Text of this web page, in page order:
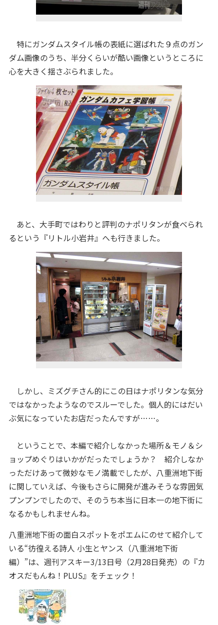
特にガンダムスタイル帳の表紙に選ばれた９点のガン
ダム画像のうち、半分くらいが酷い画像というところに
心を大きく揺さぶられました。
あと、大手町ではわりと評判のナポリタンが食べられ
るという『リトル小岩井』へも行きました。
しかし、ミズグチさん的にこの日はナポリタンな気分
ではなかったようなのでスルーでした。個人的にはだい
ぶ気になっていたお店だったんですが……。
ということで、本編で紹介しなかった場所＆モノ＆シ
ョップめぐりはいかがだったでしょうか？ 紹介しなか
っただけあって微妙なモノ満載でしたが、八重洲地下街
に関していえば、今後もさらに開発が進みそうな雰囲気
プンプンでしたので、そのうち本当に日本一の地下街に
なるかもしれませんね。
八重洲地下街の面白スポットをポエムにのせて紹介して
いる“彷徨える詩人 小生とヤンス（八重洲地下街
編）”は、週刊アスキー3/13日号（2月28日発売）の『カ
オスだもんね！PLUS』をチェック！